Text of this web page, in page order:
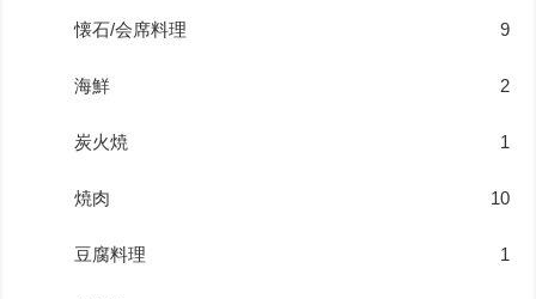
懐石/会席料理 9
海鮮 2
炭火焼 1
焼肉 10
豆腐料理 1